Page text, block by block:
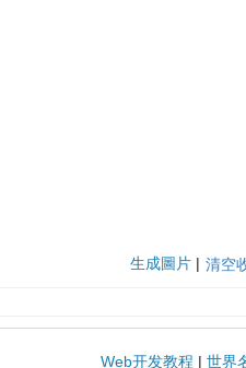
生成圖片 | 清空
Web开发教程 | 世界